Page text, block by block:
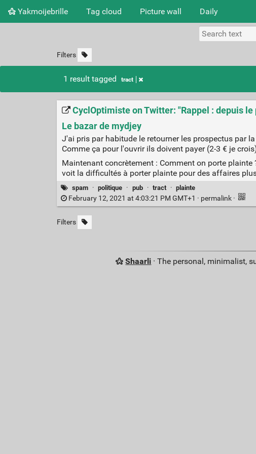
Yakmoijebrille Tag cloud Picture wall Daily
Filters
1 result tagged tract
CyclOptimiste on Twitter: "Rappel : depuis
Le bazar de mydjey
J'ai pris par habitude le retourner les prospectus par
Comme ça pour l'ouvrir ils doivent payer (2-3 € je
Maintenant concrètement : Comment on porte
voit la difficultés à porter plainte pour des affaires
spam · politique · pub · tract · plainte
February 12, 2021 at 4:03:21 PM GMT+1 · permalink ·
Filters
Shaarli · The personal, minimalist,